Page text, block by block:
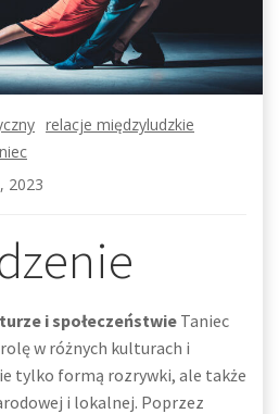
relacje międzyludzkie
2023
i społeczeństwie Taniec
rolę w różnych kulturach i
tylko formą rozrywki, ale także
i lokalnej. Poprzez